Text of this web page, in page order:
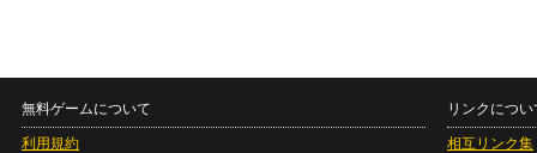
無料ゲームについて
利用規約
リンクについ
相互リンク集